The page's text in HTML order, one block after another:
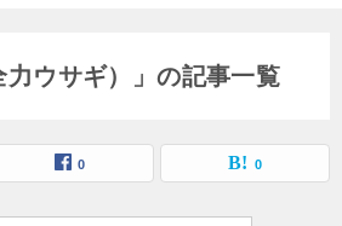
力ウサギ）」の記事一覧
0 0